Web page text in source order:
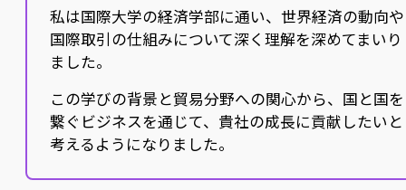
私は国際大学の経済学部に通い、世界経済の動向や
国際取引の仕組みについて深く理解を深めてまいり
ました。
この学びの背景と貿易分野への関心から、国と国を
繋ぐビジネスを通じて、貴社の成長に貢献したいと
考えるようになりました。